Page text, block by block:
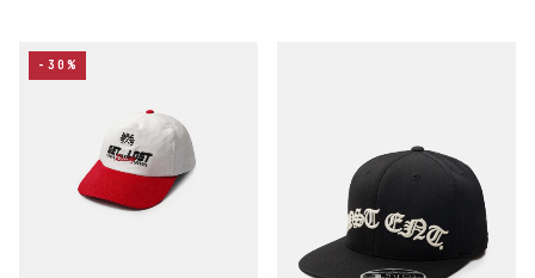
-30%